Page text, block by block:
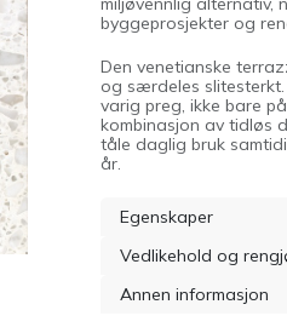
byggeprosjekter og
Den venetianske
og særdeles slitesterkt.
varig preg, ikke bare
kombinasjon av tidløs
tåle daglig bruk
år.
Egenskaper
Vedlikehold og
Annen informasjon